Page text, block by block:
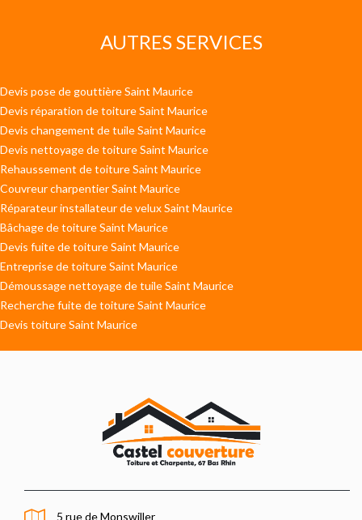
AUTRES SERVICES
Devis pose de gouttière Saint Maurice
Devis réparation de toiture Saint Maurice
Devis changement de tuile Saint Maurice
Devis nettoyage de toiture Saint Maurice
Rehaussement de toiture Saint Maurice
Couvreur charpentier Saint Maurice
Réparateur installateur de velux Saint Maurice
Bâchage de toiture Saint Maurice
Devis fuite de toiture Saint Maurice
Entreprise de toiture Saint Maurice
Démoussage nettoyage de tuile Saint Maurice
Recherche fuite de toiture Saint Maurice
Devis toiture Saint Maurice
5 rue de Monswiller